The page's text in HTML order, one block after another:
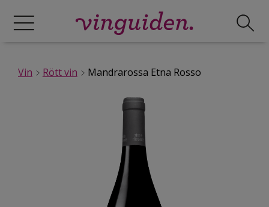
Vin Rött vin Mandrarossa Etna Rosso